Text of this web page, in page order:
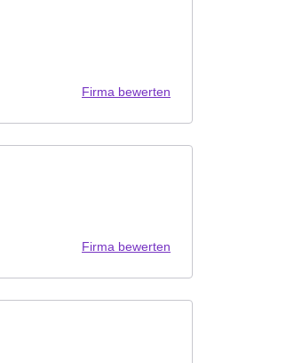
Firma bewerten
Firma bewerten